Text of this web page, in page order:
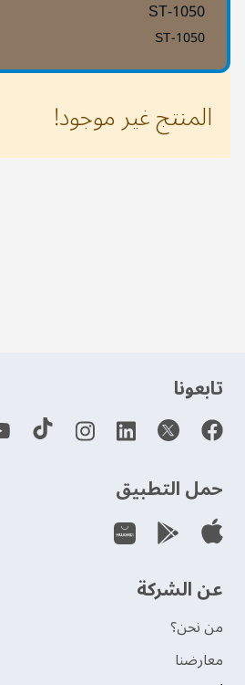
ST-1050
ST-1050
المنتج غير موجود!
‫تابعونا‬
حمل التطبيق
عن الشركة
من نحن؟
‫معارضنا‬